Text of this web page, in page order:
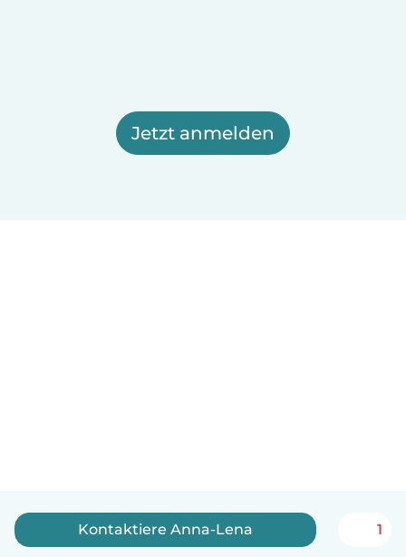
Jetzt anmelden
Kontaktiere Anna-Lena 1